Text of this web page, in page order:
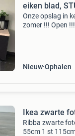
eiken blad,
Onze opslag in
zomer !!! Open
Nieuw Ophalen
Ikea zwarte
Ribba zwarte
55cm 1 st